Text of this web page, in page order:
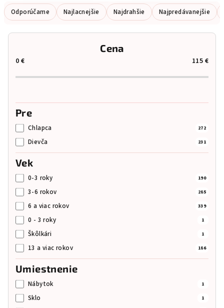
R
a
d
Odporúčame Najlacnejšie Najdrahšie Najpredávanejšie
Cena
0 € 115 €
Pre
Chlapca 272
Dievča 231
Vek
0-3 roky 190
3-6 rokov 285
6 a viac rokov 339
0 - 3 roky 1
Škôlkári 1
13 a viac rokov 186
Umiestnenie
Nábytok 1
Sklo 1